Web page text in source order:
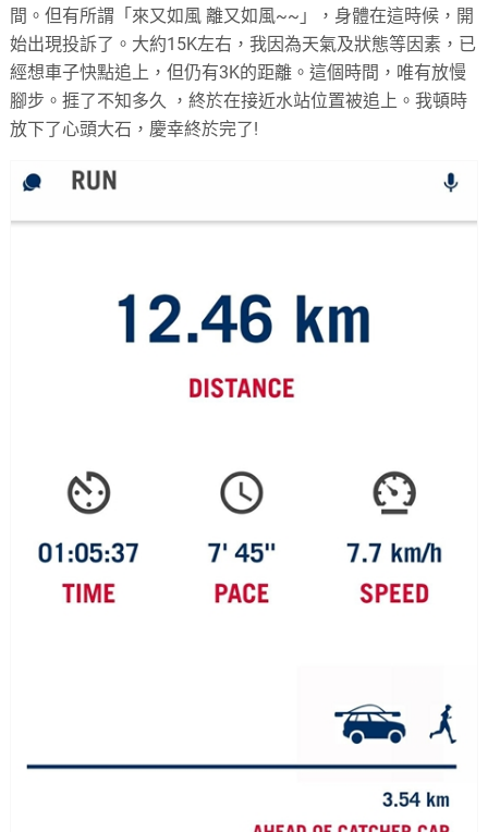
間。但有所謂「來又如風 離又如風~~」，身體在這時候，開
始出現投訴了。大約15K左右，我因為天氣及狀態等因素，已
經想車子快點追上，但仍有3K的距離。這個時間，唯有放慢
腳步。捱了不知多久 ，終於在接近水站位置被追上。我頓時
放下了心頭大石，慶幸終於完了!